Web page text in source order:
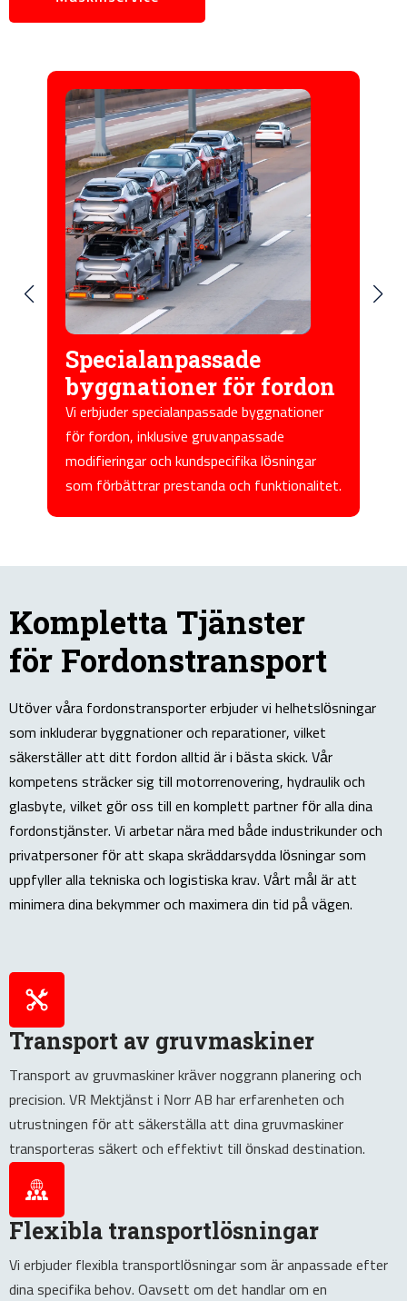
Komplett
komponentreparation
Kompletta Tjänster
för Fordonstransport
Utöver våra fordonstransporter erbjuder vi helhetslösningar
som inkluderar byggnationer och reparationer, vilket
säkerställer att ditt fordon alltid är i bästa skick. Vår
kompetens sträcker sig till motorrenovering, hydraulik och
glasbyte, vilket gör oss till en komplett partner för alla dina
fordonstjänster. Vi arbetar nära med både industrikunder och
privatpersoner för att skapa skräddarsydda lösningar som
uppfyller alla tekniska och logistiska krav. Vårt mål är att
minimera dina bekymmer och maximera din tid på vägen.
Transport av gruvmaskiner
Transport av gruvmaskiner kräver noggrann planering och
precision. VR Mektjänst i Norr AB har erfarenheten och
utrustningen för att säkerställa att dina gruvmaskiner
transporteras säkert och effektivt till önskad destination.
Flexibla transportlösningar
Vi erbjuder flexibla transportlösningar som är anpassade efter
dina specifika behov. Oavsett om det handlar om en